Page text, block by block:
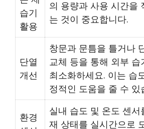
습기
활용
의 용량과 사용 시간을
는 것이 중요합니다.
단열
개선
창문과 문틈을 틀거나
교체 등을 통해 외부
최소화하세요. 이는 습
정적인 도움을 줄 수 있
환경
실내 습도 및 온도 센서
재 상태를 실시간으로